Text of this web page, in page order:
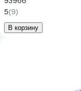
5(9)
В корзину